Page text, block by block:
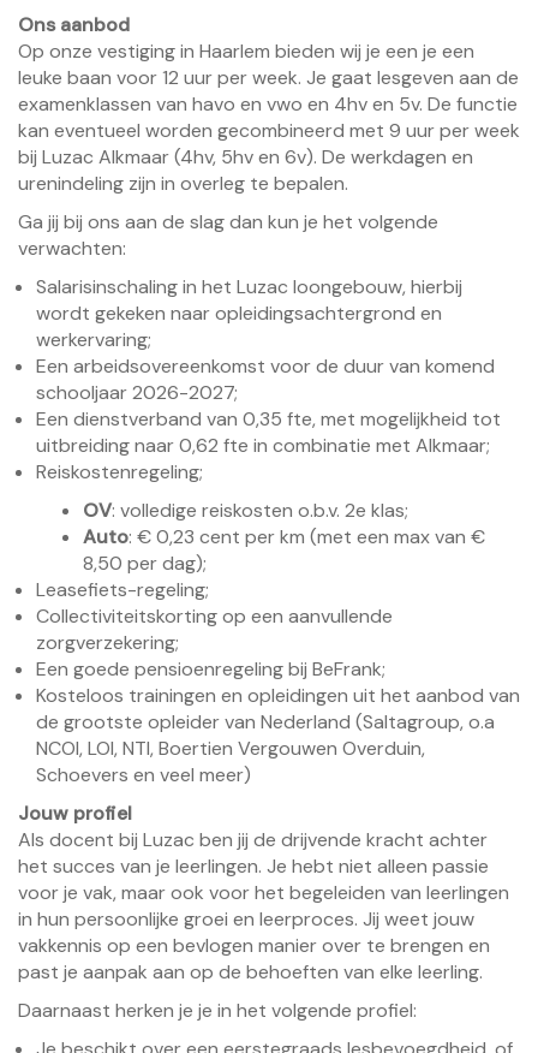
Ons aanbod
Op onze vestiging in Haarlem bieden wij je een je een
leuke baan voor 12 uur per week. Je gaat lesgeven aan de
examenklassen van havo en vwo en 4hv en 5v. De functie
kan eventueel worden gecombineerd met 9 uur per week
bij Luzac Alkmaar (4hv, 5hv en 6v). De werkdagen en
urenindeling zijn in overleg te bepalen.
Ga jij bij ons aan de slag dan kun je het volgende
verwachten:
Salarisinschaling in het Luzac loongebouw, hierbij
wordt gekeken naar opleidingsachtergrond en
werkervaring;
Een arbeidsovereenkomst voor de duur van komend
schooljaar 2026-2027;
Een dienstverband van 0,35 fte, met mogelijkheid tot
uitbreiding naar 0,62 fte in combinatie met Alkmaar;
Reiskostenregeling;
OV: volledige reiskosten o.b.v. 2e klas;
Auto: € 0,23 cent per km (met een max van €
8,50 per dag);
Leasefiets-regeling;
Collectiviteitskorting op een aanvullende
zorgverzekering;
Een goede pensioenregeling bij BeFrank;
Kosteloos trainingen en opleidingen uit het aanbod van
de grootste opleider van Nederland (Saltagroup, o.a
NCOI, LOI, NTI, Boertien Vergouwen Overduin,
Schoevers en veel meer)
Jouw profiel
Als docent bij Luzac ben jij de drijvende kracht achter
het succes van je leerlingen. Je hebt niet alleen passie
voor je vak, maar ook voor het begeleiden van leerlingen
in hun persoonlijke groei en leerproces. Jij weet jouw
vakkennis op een bevlogen manier over te brengen en
past je aanpak aan op de behoeften van elke leerling.
Daarnaast herken je je in het volgende profiel: